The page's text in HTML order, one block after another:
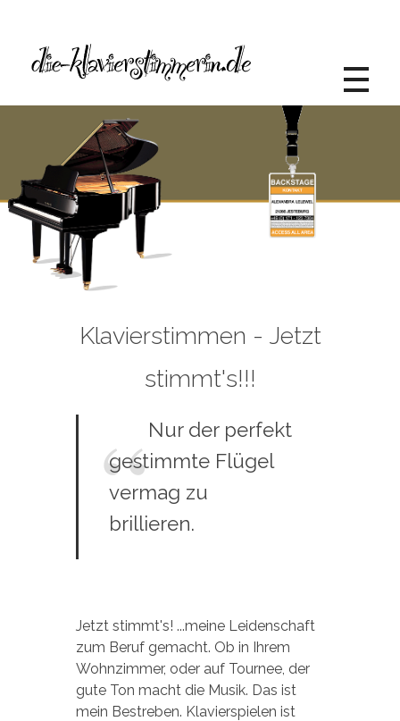
Klavierstimmen - Jetzt
stimmt's!!!
Nur der perfekt
gestimmte Flügel
vermag zu
brillieren.
Jetzt stimmt's! ...meine Leidenschaft
zum Beruf gemacht. Ob in Ihrem
Wohnzimmer, oder auf Tournee, der
gute Ton macht die Musik. Das ist
mein Bestreben. Klavierspielen ist